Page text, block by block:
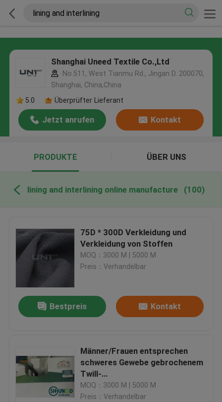
Shanghai Uneed Textile Co.,Ltd
No.511, West Tianmu Rd., Jingan D. 200070,
Shanghai, China,China
5.0
Überprüfter Lieferant
Jetzt anrufen Kontakt
PRODUKTE ÜBER UNS
lining and interlining online manufacture (100)
75D * 300D Verkleidung und
Verkleidung von Stoffen
MOQ：3000 M | 5000 M
Preis：Verhandelbar
Bestpreis Kontakt
Männer/Frauen entsprechen
schweres Gewebe gebrochenem
Twill-
Zusammenschaltungsfutter und
dem Zwischenzeilig schreiben
MOQ：3000 M | 5000 M
Preis：Verhandelbar